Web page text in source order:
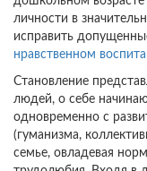
личности в
исправить
нравственном
Становление
людей, о себе
одновременно с
(гуманизма,
семье, овладевая